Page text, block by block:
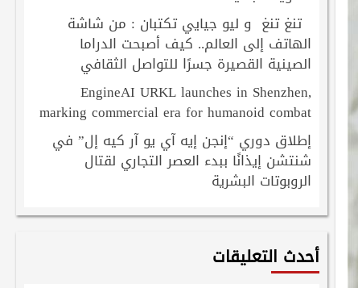
تنغ تنغ و ليو جيايي تكتبان : من شاشة
الهاتف إلى العالم.. كيف أصبحت الدراما
الصينية القصيرة جسرًا للتواصل الثقافي
EngineAI URKL launches in Shenzhen,
marking commercial era for humanoid combat
إطلاق دوري “إنجن إيه آي يو آر كيه إل” في
شنتشن إيذانًا ببدء العصر التجاري لقتال
الروبوتات البشرية
أحدث التعليقات